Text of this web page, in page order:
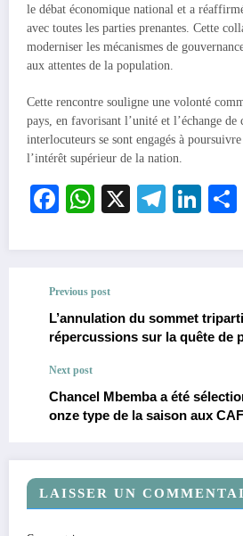
le débat économique national et a
avec toutes les parties prenantes. Cette
moderniser les mécanismes de
aux attentes de la population.
Cette rencontre souligne une volonté
pays, en favorisant l’unité et l’échange de
interlocuteurs se sont engagés à
l’intérêt supérieur de la nation.
Facebook
WhatsApp
X
Previous post
L’annulation du sommet
répercussions sur la quête de
Next post
Chancel Mbemba a été
onze type de la saison aux
LAISSER UN